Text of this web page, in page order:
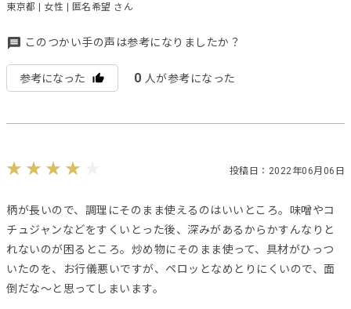
東京都 | 女性 | 匿名希望 さん
このつかい手の声は参考になりましたか？
参考になった 0 人が参考になった
投稿日：2022年06月06日
柄が長いので、調理にそのまま使えるのはいいところ。味噌やコ
チュジャンなどをすくいとった後、深みがあるからかすんなりと
れないのが困るところ。炒め物にそのまま使って、具材がひっつ
いたのを、お行儀悪いですが、ペロッとなめとりにくいので、面
倒だな～と思ってしまいます。